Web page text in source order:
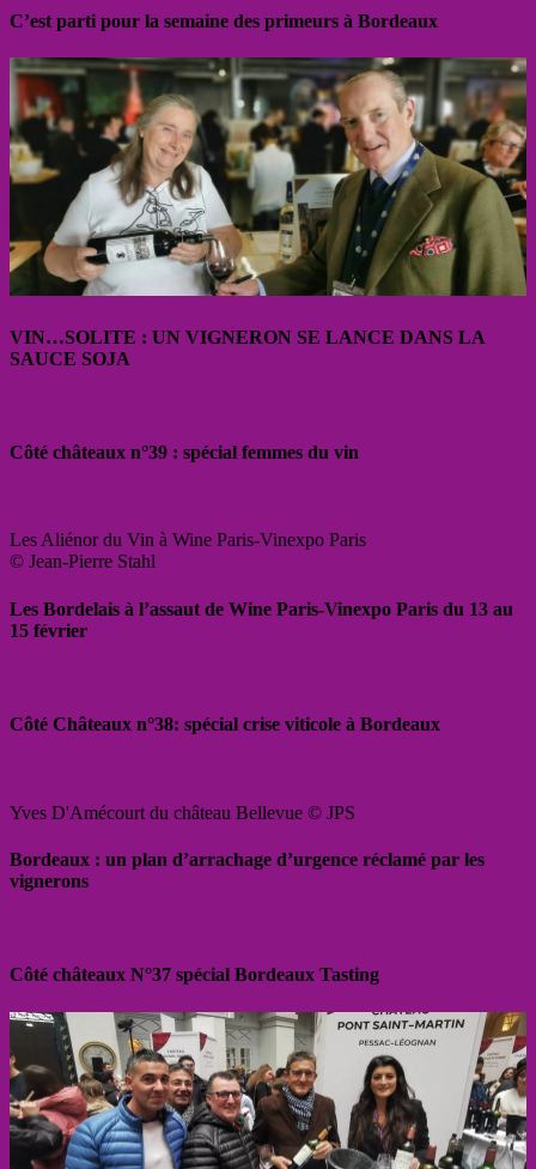
C’est parti pour la semaine des primeurs à Bordeaux
VIN…SOLITE : UN VIGNERON SE LANCE DANS LA
SAUCE SOJA
Côté châteaux n°39 : spécial femmes du vin
Les Aliénor du Vin à Wine Paris-Vinexpo Paris
© Jean-Pierre Stahl
Les Bordelais à l’assaut de Wine Paris-Vinexpo Paris du 13 au
15 février
Côté Châteaux n°38: spécial crise viticole à Bordeaux
Yves D'Amécourt du château Bellevue © JPS
Bordeaux : un plan d’arrachage d’urgence réclamé par les
vignerons
Côté châteaux N°37 spécial Bordeaux Tasting